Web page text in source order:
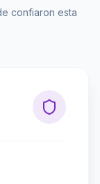
confiaron esta